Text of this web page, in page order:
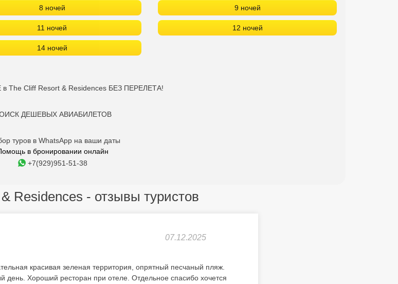
8 ночей 9 ночей
11 ночей 12 ночей
14 ночей
The Cliff Resort & Residences БЕЗ ПЕРЕЛЕТА!
ДЕШЕВЫХ АВИАБИЛЕТОВ
туров в WhatsApp на ваши даты
в бронировании онлайн
+7(929)951-51-38
Residences - отзывы туристов
07.12.2025
красивая зеленая территория, опрятный песчаный пляж.
Хороший ресторан при отеле. Отдельное спасибо хочется